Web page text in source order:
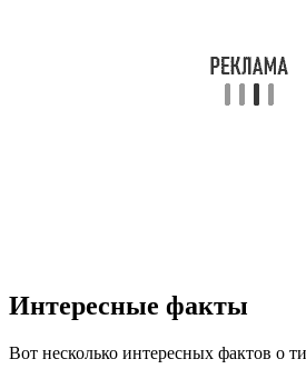
Интересные факты
Вот несколько интересных фактов о